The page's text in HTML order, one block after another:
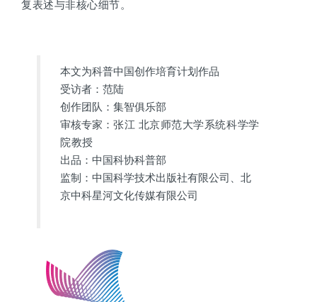
复表述与非核心细节。
本文为科普中国创作培育计划作品
受访者：范陆
创作团队：集智俱乐部
审核专家： 张江 北京师范大学系统科学学
院教授
出品：中国科协科普部
监制：中国科学技术出版社有限公司、北
京中科星河文化传媒有限公司